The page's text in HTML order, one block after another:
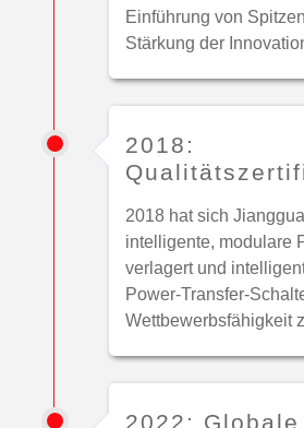
Einführung von
Stärkung der
2018:
2018 hat sich
intelligente, modulare
verlagert und
Power-Transfer-
Wettbewerbsfähigkeit
2022: